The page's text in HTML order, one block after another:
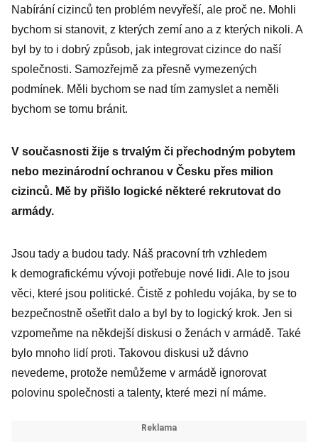
Nabírání cizinců ten problém nevyřeší, ale proč ne. Mohli
bychom si stanovit, z kterých zemí ano a z kterých nikoli. A
byl by to i dobrý způsob, jak integrovat cizince do naší
společnosti. Samozřejmě za přesně vymezených
podmínek. Měli bychom se nad tím zamyslet a neměli
bychom se tomu bránit.
V současnosti žije s trvalým či přechodným pobytem
nebo mezinárodní ochranou v Česku přes milion
cizinců. Mě by přišlo logické některé rekrutovat do
armády.
Jsou tady a budou tady. Náš pracovní trh vzhledem
k demografickému vývoji potřebuje nové lidi. Ale to jsou
věci, které jsou politické. Čistě z pohledu vojáka, by se to
bezpečnostně ošetřit dalo a byl by to logický krok. Jen si
vzpomeňme na někdejší diskusi o ženách v armádě. Také
bylo mnoho lidí proti. Takovou diskusi už dávno
nevedeme, protože nemůžeme v armádě ignorovat
polovinu společnosti a talenty, které mezi ní máme.